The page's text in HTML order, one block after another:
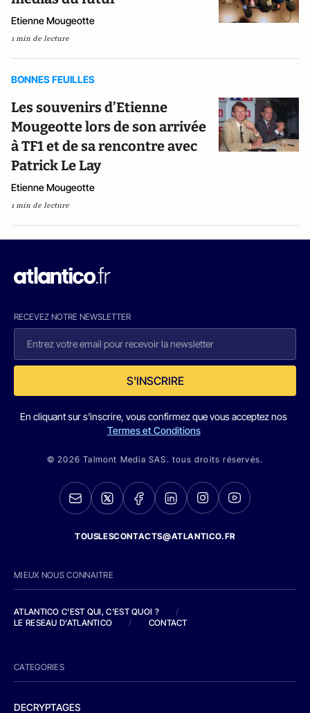
Etienne Mougeotte
1 min de lecture
BONNES FEUILLES
Les souvenirs d’Etienne
Mougeotte lors de son arrivée
à TF1 et de sa rencontre avec
Patrick Le Lay
Etienne Mougeotte
1 min de lecture
RECEVEZ NOTRE NEWSLETTER
S'INSCRIRE
En cliquant sur s'inscrire, vous confirmez que vous acceptez nos
Termes et Conditions
© 2026 Talmont Media SAS. tous droits réservés.
TOUSLESCONTACTS@ATLANTICO.FR
MIEUX NOUS CONNAITRE
ATLANTICO C'EST QUI, C'EST QUOI ?
/
LE RESEAU D'ATLANTICO
/ CONTACT
CATEGORIES
DECRYPTAGES